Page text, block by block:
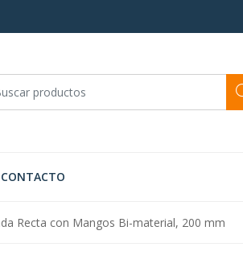
CONTACTO
Recta con Mangos Bi-material, 200 mm